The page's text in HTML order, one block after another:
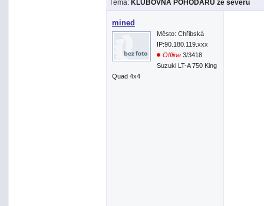
Téma: KLUBOVNA POHODÁŘŮ ze severu
mined
Město: Chřibská
IP:90.180.119.xxx
Offline 3/3418
Suzuki LT-A 750 King
Quad 4x4